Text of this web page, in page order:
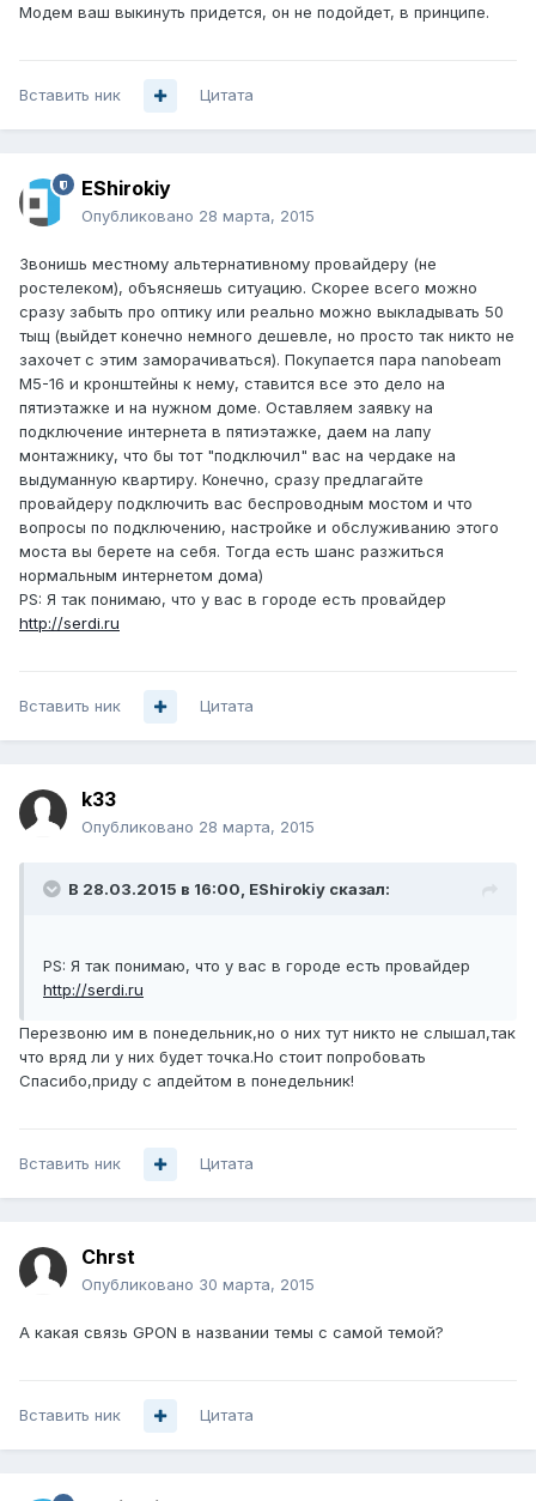
Модем ваш выкинуть придется, он не подойдет, в принципе.
Вставить ник Цитата
EShirokiy
Опубликовано 28 марта, 2015
Звонишь местному альтернативному провайдеру (не
ростелеком), объясняешь ситуацию. Скорее всего можно
сразу забыть про оптику или реально можно выкладывать 50
тыщ (выйдет конечно немного дешевле, но просто так никто не
захочет с этим заморачиваться). Покупается пара nanobeam
M5-16 и кронштейны к нему, ставится все это дело на
пятиэтажке и на нужном доме. Оставляем заявку на
подключение интернета в пятиэтажке, даем на лапу
монтажнику, что бы тот "подключил" вас на чердаке на
выдуманную квартиру. Конечно, сразу предлагайте
провайдеру подключить вас беспроводным мостом и что
вопросы по подключению, настройке и обслуживанию этого
моста вы берете на себя. Тогда есть шанс разжиться
нормальным интернетом дома)
PS: Я так понимаю, что у вас в городе есть провайдер
http://serdi.ru
Вставить ник Цитата
k33
Опубликовано 28 марта, 2015
В 28.03.2015 в 16:00, EShirokiy сказал:
PS: Я так понимаю, что у вас в городе есть провайдер
http://serdi.ru
Перезвоню им в понедельник,но о них тут никто не слышал,так
что вряд ли у них будет точка.Но стоит попробовать
Спасибо,приду с апдейтом в понедельник!
Вставить ник Цитата
Chrst
Опубликовано 30 марта, 2015
А какая связь GPON в названии темы с самой темой?
Вставить ник Цитата